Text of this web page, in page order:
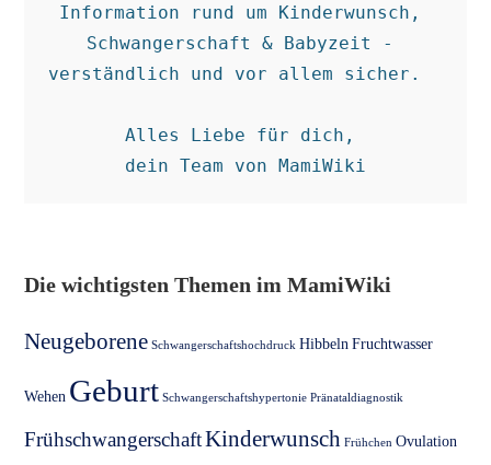
Information rund um Kinderwunsch,
Schwangerschaft & Babyzeit -
verständlich und vor allem sicher.
Alles Liebe für dich,
dein Team von MamiWiki
Die wichtigsten Themen im MamiWiki
Neugeborene Schwangerschaftshochdruck Hibbeln Fruchtwasser
Wehen Geburt Schwangerschaftshypertonie Pränataldiagnostik
FrühschwangerschaftKinderwunsch Frühchen Ovulation